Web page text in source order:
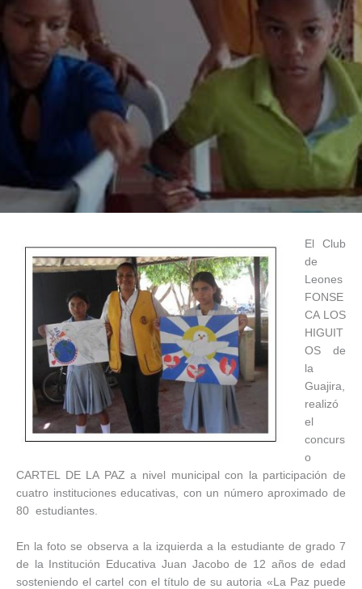
El Club
de
Leones
FONSE
CA LOS
HIGUIT
OS de
la
Guajira,
realizó
el
concurs
o
CARTEL DE LA PAZ a nivel municipal con la participación de
cuatro instituciones educativas, con un número aproximado de
80 estudiantes.
En la foto se observa a la izquierda a la estudiante de grado 7
de la Institución Educativa Juan Jacobo de 12 años de edad
sosteniendo el cartel con el título de su autoria «La Paz puede